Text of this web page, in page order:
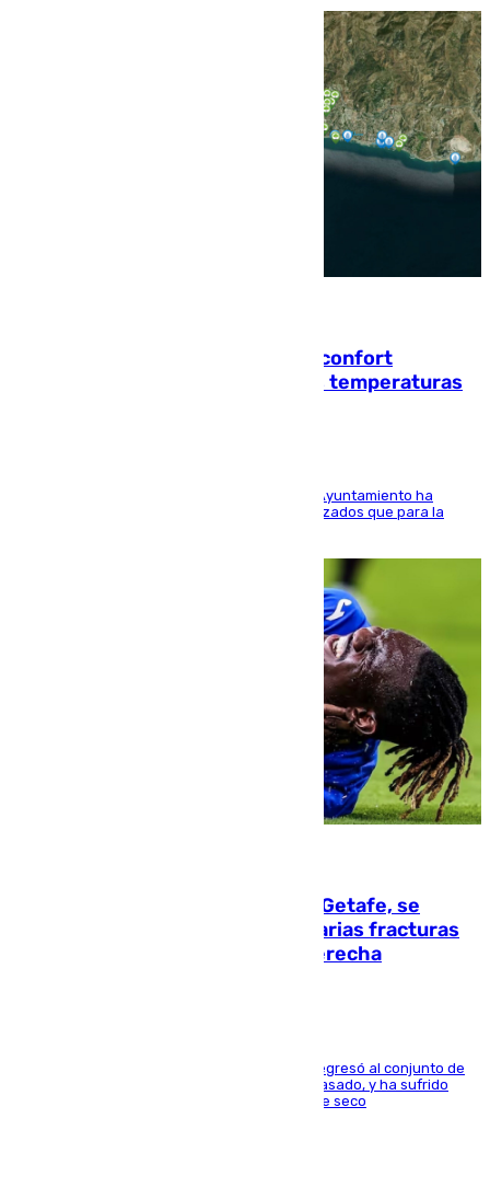
Málaga contabiliza 148 zonas de confort
climático para enfrentar las altas temperaturas
El Área de Sostenibilidad Medioambiental del Ayuntamiento ha
realizado una red de espacios frescos y señalizados que para la
Christantus Uche, delantero del Getafe, se
perderá toda la temporada por varias fracturas
en los ligamentos de su rodilla derecha
El centrocampista reconvertido en atacante regresó al conjunto de
la capital, después de salir obligado el curso pasado, y ha sufrido
una lesión que lo mantendrá un año en el dique seco